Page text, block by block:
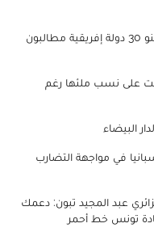
تأشيرة الدخول للولايات المتحدة: مواطنو 30 دولة إفريقية مطالبون
على نسب ملئها رغم
البيضاء
في مواجهة التضارب
عبد المجيد تبون: دعمك
تونس خط أحمر